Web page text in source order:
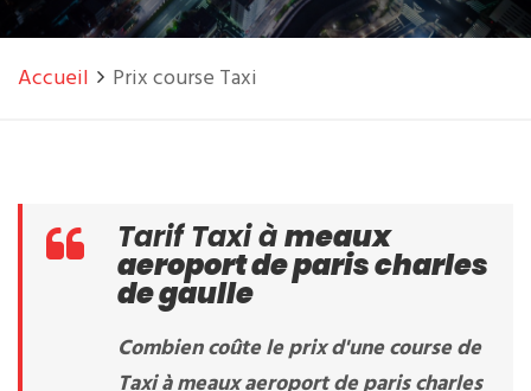
Accueil Prix course Taxi
Tarif Taxi àmeaux
aeroport de paris charles
de gaulle
Combien coûte le prix d'une course de